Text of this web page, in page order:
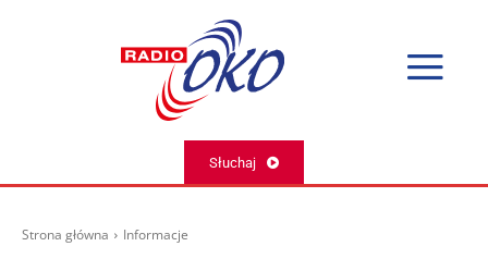
Słuchaj
Strona główna Informacje